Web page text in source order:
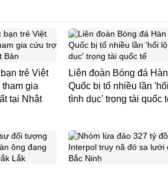
trẻ Việt
gia
tại Nhật
Liên đoàn Bóng đá Hàn
Quốc bị tố nhiều lần
tình dục' trọng tài quốc